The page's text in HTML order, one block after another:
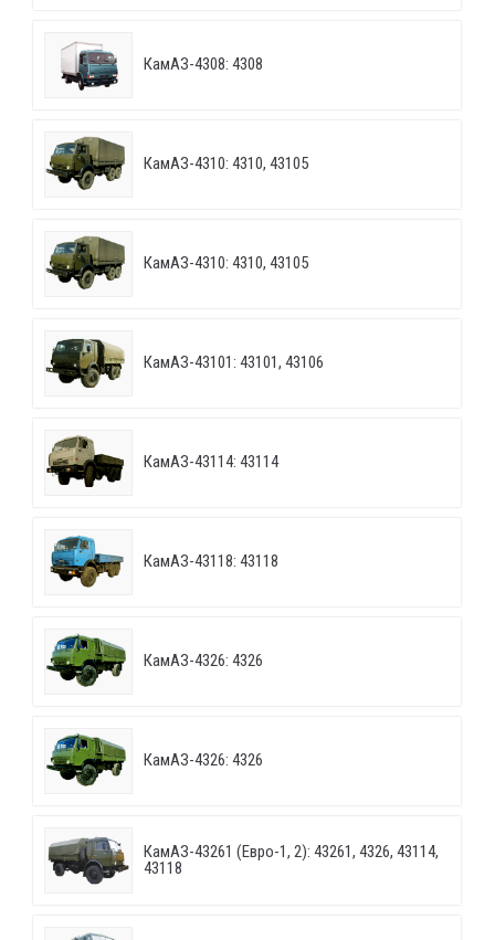
КамАЗ-4308: 4308
КамАЗ-4310: 4310, 43105
КамАЗ-4310: 4310, 43105
КамАЗ-43101: 43101, 43106
КамАЗ-43114: 43114
КамАЗ-43118: 43118
КамАЗ-4326: 4326
КамАЗ-4326: 4326
КамАЗ-43261 (Евро-1, 2): 43261, 4326, 43114,
43118